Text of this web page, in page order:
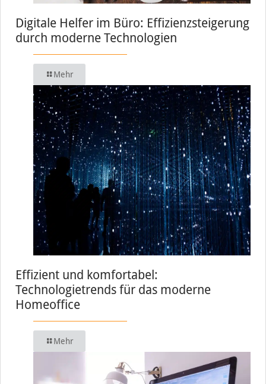
Digitale Helfer im Büro: Effizienzsteigerung
durch moderne Technologien
Mehr
Effizient und komfortabel:
Technologietrends für das moderne
Homeoffice
Mehr